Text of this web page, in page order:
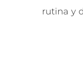
rutina y